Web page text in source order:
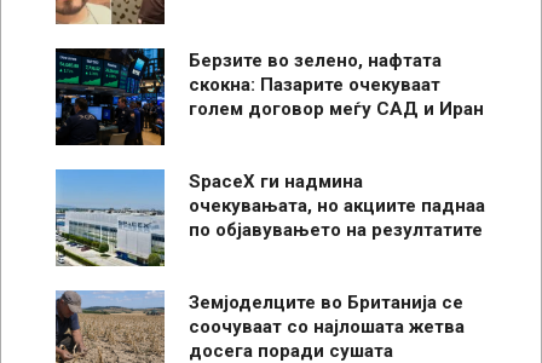
Берзите во зелено, нафтата
скокна: Пазарите очекуваат
голем договор меѓу САД и Иран
SpaceX ги надмина
очекувањата, но акциите паднаа
по објавувањето на резултатите
Земјоделците во Британија се
соочуваат со најлошата жетва
досега поради сушата